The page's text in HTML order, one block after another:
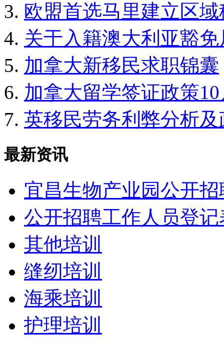
欧盟首选马里建立区
关于入籍澳大利亚豁
加拿大新移民求职锦囊
加拿大留学签证政策
英移民劳务利弊分析
最新资讯
宜昌生物产业园公开
公开招聘工作人员登记
其他培训
缝纫培训
海乘培训
护理培训